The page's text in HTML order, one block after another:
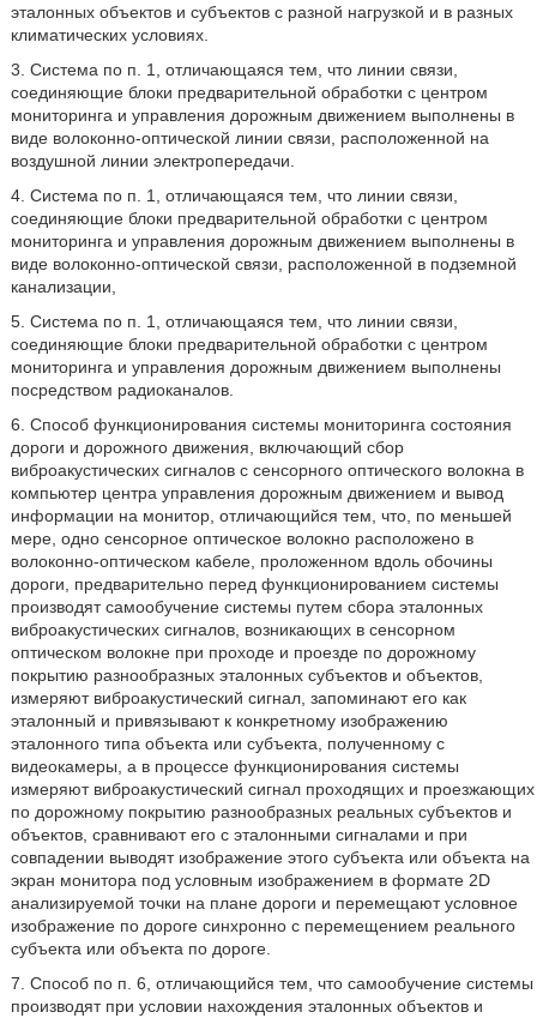
эталонных объектов и субъектов с разной нагрузкой и в разных
климатических условиях.
3. Система по п. 1, отличающаяся тем, что линии связи,
соединяющие блоки предварительной обработки с центром
мониторинга и управления дорожным движением выполнены в
виде волоконно-оптической линии связи, расположенной на
воздушной линии электропередачи.
4. Система по п. 1, отличающаяся тем, что линии связи,
соединяющие блоки предварительной обработки с центром
мониторинга и управления дорожным движением выполнены в
виде волоконно-оптической связи, расположенной в подземной
канализации,
5. Система по п. 1, отличающаяся тем, что линии связи,
соединяющие блоки предварительной обработки с центром
мониторинга и управления дорожным движением выполнены
посредством радиоканалов.
6. Способ функционирования системы мониторинга состояния
дороги и дорожного движения, включающий сбор
виброакустических сигналов с сенсорного оптического волокна в
компьютер центра управления дорожным движением и вывод
информации на монитор, отличающийся тем, что, по меньшей
мере, одно сенсорное оптическое волокно расположено в
волоконно-оптическом кабеле, проложенном вдоль обочины
дороги, предварительно перед функционированием системы
производят самообучение системы путем сбора эталонных
виброакустических сигналов, возникающих в сенсорном
оптическом волокне при проходе и проезде по дорожному
покрытию разнообразных эталонных субъектов и объектов,
измеряют виброакустический сигнал, запоминают его как
эталонный и привязывают к конкретному изображению
эталонного типа объекта или субъекта, полученному с
видеокамеры, а в процессе функционирования системы
измеряют виброакустический сигнал проходящих и проезжающих
по дорожному покрытию разнообразных реальных субъектов и
объектов, сравнивают его с эталонными сигналами и при
совпадении выводят изображение этого субъекта или объекта на
экран монитора под условным изображением в формате 2D
анализируемой точки на плане дороги и перемещают условное
изображение по дороге синхронно с перемещением реального
субъекта или объекта по дороге.
7. Способ по п. 6, отличающийся тем, что самообучение системы
производят при условии нахождения эталонных объектов и